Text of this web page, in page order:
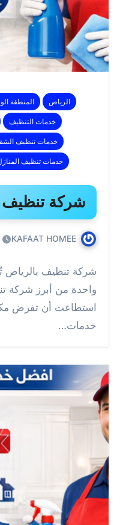
الرياض المنطقة
خدمات التنظيف
خدمات تنظيف
خدمات تنظيف
شركة تنظيف
KAFAAT HOMEE
شركة تنظيف بالرياص
واحدة من أبرز شركة
استطاعت أن تفرض
خدمات…